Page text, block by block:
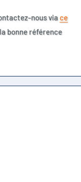
nous viace
bonne référence